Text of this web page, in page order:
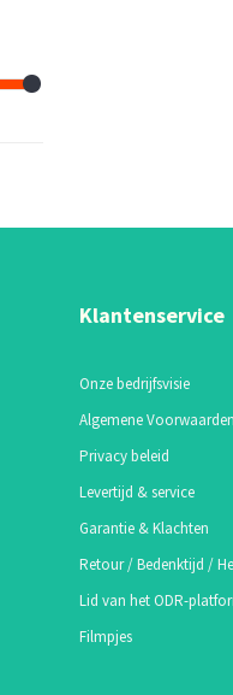
Klantenservice
Onze bedrijfsvisie
Algemene Voorwaarden
Privacy beleid
Levertijd & service
Garantie & Klachten
Retour / Bedenktijd /
Lid van het ODR-
Filmpjes